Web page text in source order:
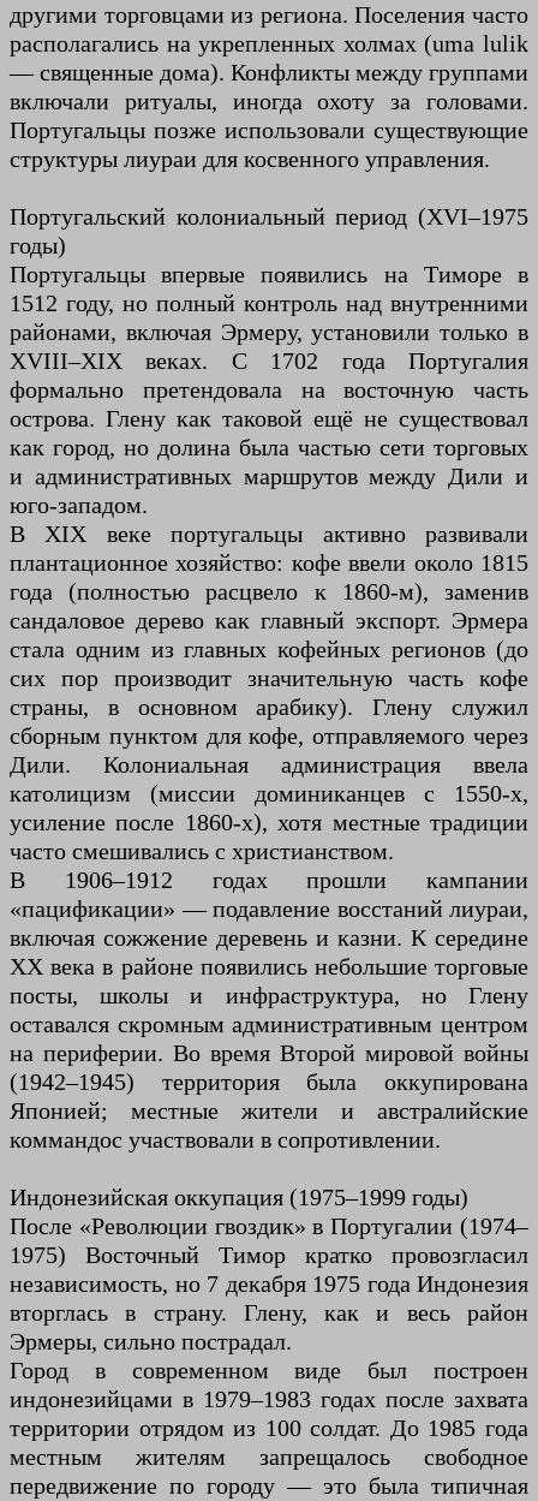
другими торговцами из региона. Поселения часто
располагались на укрепленных холмах (uma lulik
— священные дома). Конфликты между группами
включали ритуалы, иногда охоту за головами.
Португальцы позже использовали существующие
структуры лиураи для косвенного управления.
Португальский колониальный период (XVI–1975
годы)
Португальцы впервые появились на Тиморе в
1512 году, но полный контроль над внутренними
районами, включая Эрмеру, установили только в
XVIII–XIX веках. С 1702 года Португалия
формально претендовала на восточную часть
острова. Глену как таковой ещё не существовал
как город, но долина была частью сети торговых
и административных маршрутов между Дили и
юго-западом.
В XIX веке португальцы активно развивали
плантационное хозяйство: кофе ввели около 1815
года (полностью расцвело к 1860-м), заменив
сандаловое дерево как главный экспорт. Эрмера
стала одним из главных кофейных регионов (до
сих пор производит значительную часть кофе
страны, в основном арабику). Глену служил
сборным пунктом для кофе, отправляемого через
Дили. Колониальная администрация ввела
католицизм (миссии доминиканцев с 1550-х,
усиление после 1860-х), хотя местные традиции
часто смешивались с христианством.
В 1906–1912 годах прошли кампании
«пацификации» — подавление восстаний лиураи,
включая сожжение деревень и казни. К середине
XX века в районе появились небольшие торговые
посты, школы и инфраструктура, но Глену
оставался скромным административным центром
на периферии. Во время Второй мировой войны
(1942–1945) территория была оккупирована
Японией; местные жители и австралийские
коммандос участвовали в сопротивлении.
Индонезийская оккупация (1975–1999 годы)
После «Революции гвоздик» в Португалии (1974–
1975) Восточный Тимор кратко провозгласил
независимость, но 7 декабря 1975 года Индонезия
вторглась в страну. Глену, как и весь район
Эрмеры, сильно пострадал.
Город в современном виде был построен
индонезийцами в 1979–1983 годах после захвата
территории отрядом из 100 солдат. До 1985 года
местным жителям запрещалось свободное
передвижение по городу — это была типичная